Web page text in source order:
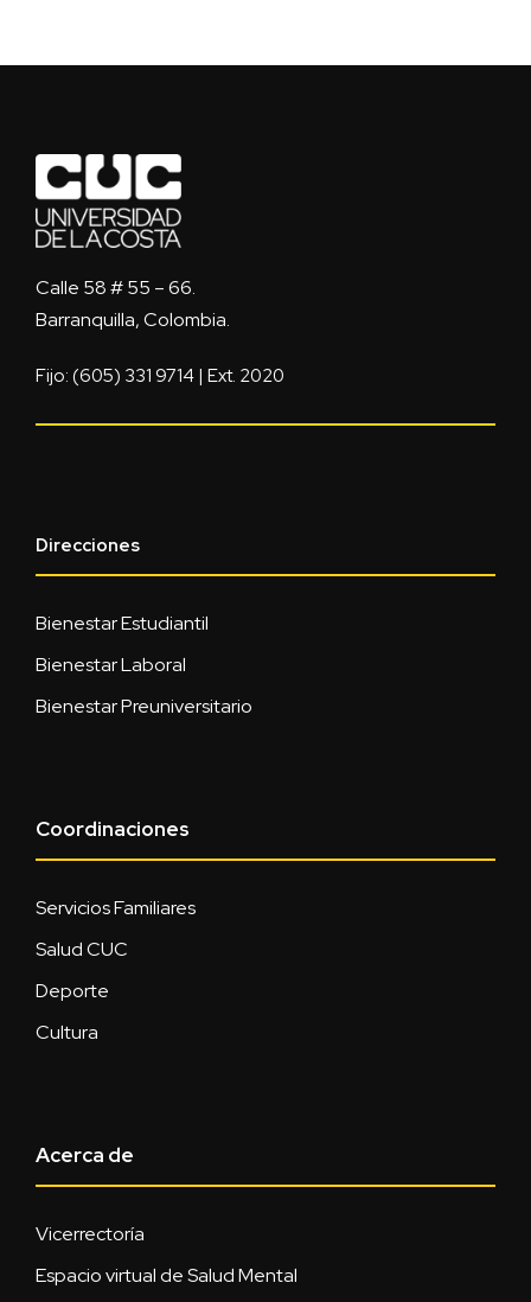
Calle 58 # 55 – 66.
Barranquilla, Colombia.
Fijo: (605) 331 9714 | Ext. 2020
Direcciones
Bienestar Estudiantil
Bienestar Laboral
Bienestar Preuniversitario
Coordinaciones
Servicios Familiares
Salud CUC
Deporte
Cultura
Acerca de
Vicerrectoría
Espacio virtual de Salud Mental